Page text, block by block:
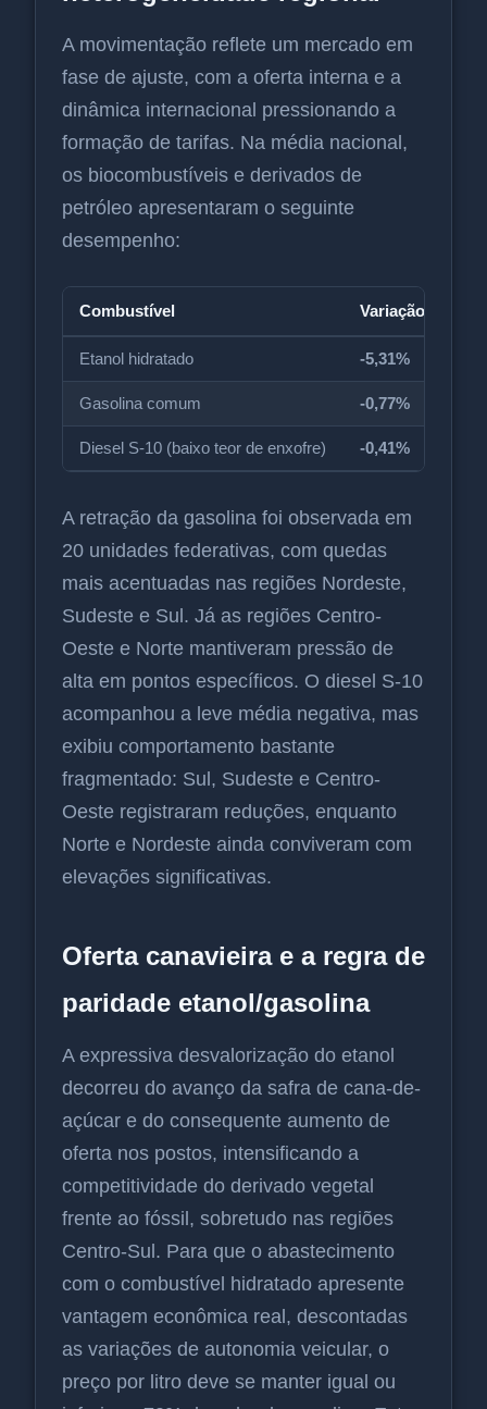
A movimentação reflete um mercado em
fase de ajuste, com a oferta interna e a
dinâmica internacional pressionando a
formação de tarifas. Na média nacional,
os biocombustíveis e derivados de
petróleo apresentaram o seguinte
desempenho:
Combustível Variação média
Etanol hidratado -5,31%
Gasolina comum -0,77%
Diesel S-10 (baixo teor de enxofre) -0,41%
A retração da gasolina foi observada em
20 unidades federativas, com quedas
mais acentuadas nas regiões Nordeste,
Sudeste e Sul. Já as regiões Centro-
Oeste e Norte mantiveram pressão de
alta em pontos específicos. O diesel S-10
acompanhou a leve média negativa, mas
exibiu comportamento bastante
fragmentado: Sul, Sudeste e Centro-
Oeste registraram reduções, enquanto
Norte e Nordeste ainda conviveram com
elevações significativas.
Oferta canavieira e a regra de
paridade etanol/gasolina
A expressiva desvalorização do etanol
decorreu do avanço da safra de cana-de-
açúcar e do consequente aumento de
oferta nos postos, intensificando a
competitividade do derivado vegetal
frente ao fóssil, sobretudo nas regiões
Centro-Sul. Para que o abastecimento
com o combustível hidratado apresente
vantagem econômica real, descontadas
as variações de autonomia veicular, o
preço por litro deve se manter igual ou